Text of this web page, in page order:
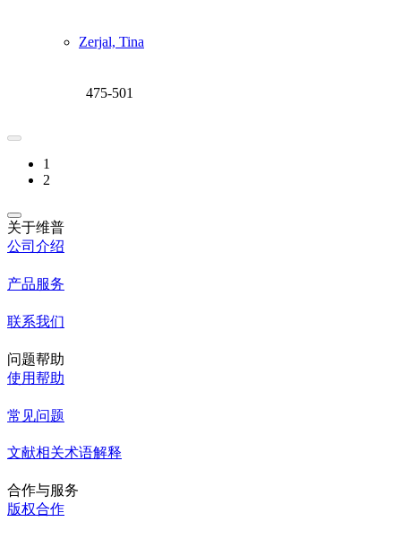
Zerjal, Tina
475-501
1
2
关于维普
公司介绍
产品服务
联系我们
问题帮助
使用帮助
常见问题
文献相关术语解释
合作与服务
版权合作